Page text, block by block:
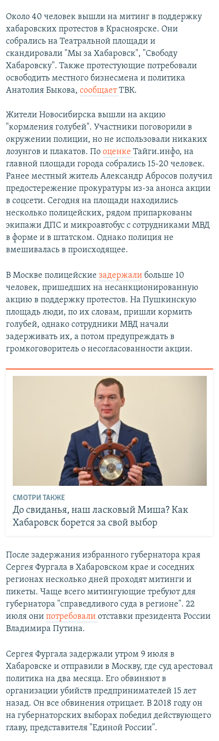
Около 40 человек вышли на митинг в поддержку
хабаровских протестов в Красноярске. Они
собрались на Театральной площади и
скандировали "Мы за Хабаровск", "Свободу
Хабаровску". Также протестующие потребовали
освободить местного бизнесмена и политика
Анатолия Быкова, сообщаетТВК.
Жители Новосибирска вышли на акцию
"кормления голубей". Участники поговорили в
окружении полиции, но не использовали никаких
лозунгов и плакатов. По оценке Тайги.инфо, на
главной площади города собрались 15-20 человек.
Ранее местный житель Александр Абросов получил
предостережение прокуратуры из-за анонса акции
в соцсети. Сегодня на площади находились
несколько полицейских, рядом припаркованы
экипажи ДПС и микроавтобус с сотрудниками МВД
в форме и в штатском. Однако полиция не
вмешивалась в происходящее.
В Москве полицейские задержали больше 10
человек, пришедших на несанкционированную
акцию в поддержку протестов. На Пушкинскую
площадь люди, по их словам, пришли кормить
голубей, однако сотрудники МВД начали
задерживать их, а потом предупреждать в
громкоговоритель о несогласованности акции.
СМОТРИ ТАКЖЕ
До свиданья, наш ласковый Миша? Как
Хабаровск борется за свой выбор
После задержания избранного губернатора края
Сергея Фургала в Хабаровском крае и соседних
регионах несколько дней проходят митинги и
пикеты. Чаще всего митингующие требуют для
губернатора "справедливого суда в регионе". 22
июля они потребовали отставки президента России
Владимира Путина.
Сергея Фургала задержали утром 9 июля в
Хабаровске и отправили в Москву, где суд арестовал
политика на два месяца. Его обвиняют в
организации убийств предпринимателей 15 лет
назад. Он все обвинения отрицает. В 2018 году он
на губернаторских выборах победил действующего
главу, представителя "Единой России".